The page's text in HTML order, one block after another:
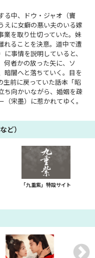
る中、ドウ・ジャオ（竇
えに女癖の悪い夫のいる嫁
業を取り仕切っていた。妹
れることを決意。道中で遭
事情を説明していると、
何者かの放った矢に、ソ
暗闇へと落ちていく。目を
前に戻っていた――話本「昭
ち向かいながら、婚姻を疎
宋墨）に惹かれてゆく。
ど）
「九重紫」特設サイト